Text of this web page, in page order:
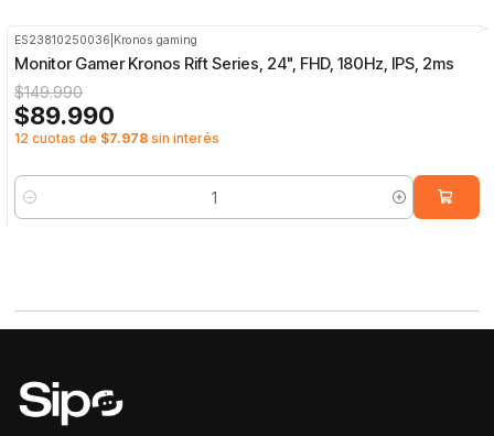
ES23810250036 Kronos gaming
Monitor Gamer Kronos Rift Series, 24", FHD, 180Hz, IPS, 2ms
$149.990
$89.990
12 cuotas de $7.978 sin interés
Cantidad